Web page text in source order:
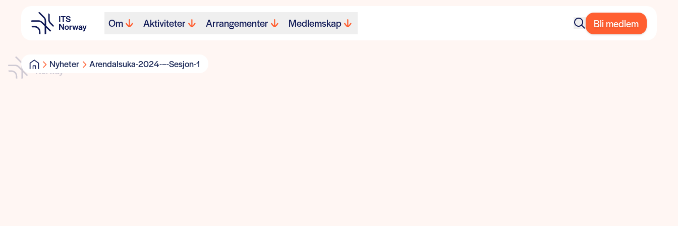
Om Aktiviteter Arrangementer Medlemskap Bli medlem
Nyheter Arendalsuka-2024-–-Sesjon-1